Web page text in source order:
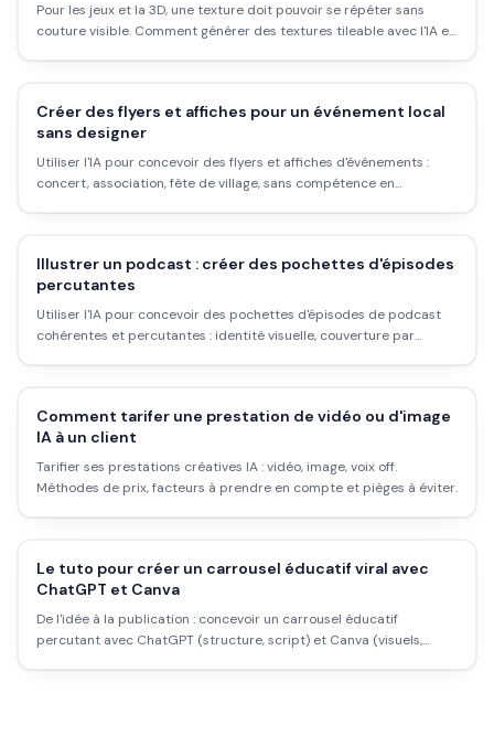
Pour les jeux et la 3D, une texture doit pouvoir se répéter sans
couture visible. Comment générer des textures tileable avec l'IA et
Créer des flyers et affiches pour un événement local
sans designer
Utiliser l'IA pour concevoir des flyers et affiches d'événements :
concert, association, fête de village, sans compétence en
Illustrer un podcast : créer des pochettes d'épisodes
percutantes
Utiliser l'IA pour concevoir des pochettes d'épisodes de podcast
cohérentes et percutantes : identité visuelle, couverture par
Comment tarifer une prestation de vidéo ou d'image
IA à un client
Tarifier ses prestations créatives IA : vidéo, image, voix off.
Méthodes de prix, facteurs à prendre en compte et pièges à éviter.
Le tuto pour créer un carrousel éducatif viral avec
ChatGPT et Canva
De l'idée à la publication : concevoir un carrousel éducatif
percutant avec ChatGPT (structure, script) et Canva (visuels,